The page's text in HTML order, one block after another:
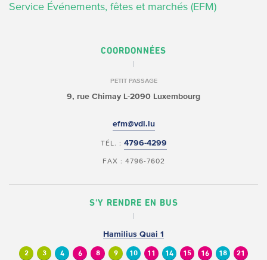
Service Événements, fêtes et marchés (EFM)
COORDONNÉES
PETIT PASSAGE
9, rue Chimay L-2090 Luxembourg
efm@vdl.lu
TÉL. : 4796-4299
FAX : 4796-7602
S'Y RENDRE EN BUS
Hamilius Quai 1
2 3 4 6 8 9 10 11 14 15 16 18 21